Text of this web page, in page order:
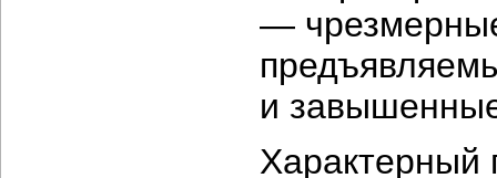
—
и
Характерный